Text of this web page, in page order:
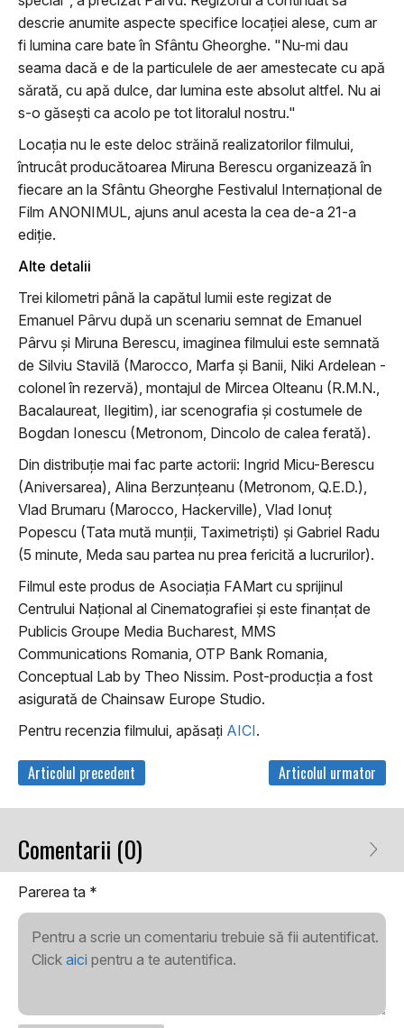
descrie anumite aspecte specifice locației alese, cum ar
fi lumina care bate în Sfântu Gheorghe. "Nu-mi dau
seama dacă e de la particulele de aer amestecate cu apă
sărată, cu apă dulce, dar lumina este absolut altfel. Nu ai
s-o găsești ca acolo pe tot litoralul nostru."
Locația nu le este deloc străină realizatorilor filmului,
întrucât producătoarea Miruna Berescu organizează în
fiecare an la Sfântu Gheorghe Festivalul Internațional de
Film ANONIMUL, ajuns anul acesta la cea de-a 21-a
ediție.
Alte detalii
Trei kilometri până la capătul lumii este regizat de
Emanuel Pârvu după un scenariu semnat de Emanuel
Pârvu și Miruna Berescu, imaginea filmului este semnată
de Silviu Stavilă (Marocco, Marfa și Banii, Niki Ardelean -
colonel în rezervă), montajul de Mircea Olteanu (R.M.N.,
Bacalaureat, Ilegitim), iar scenografia și costumele de
Bogdan Ionescu (Metronom, Dincolo de calea ferată).
Din distribuție mai fac parte actorii: Ingrid Micu-Berescu
(Aniversarea), Alina Berzunțeanu (Metronom, Q.E.D.),
Vlad Brumaru (Marocco, Hackerville), Vlad Ionuț
Popescu (Tata mută munții, Taximetriști) și Gabriel Radu
(5 minute, Meda sau partea nu prea fericită a lucrurilor).
Filmul este produs de Asociația FAMart cu sprijinul
Centrului Național al Cinematografiei și este finanțat de
Publicis Groupe Media Bucharest, MMS
Communications Romania, OTP Bank Romania,
Conceptual Lab by Theo Nissim. Post-producția a fost
asigurată de Chainsaw Europe Studio.
Pentru recenzia filmului, apăsați AICI.
Articolul precedent Articolul urmator
Comentarii (0)
Parerea ta *
Pentru a scrie un comentariu trebuie să fii autentificat.
Click aici pentru a te autentifica.